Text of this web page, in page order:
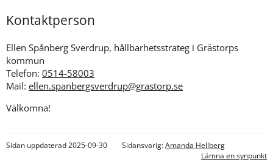
Kontaktperson
Ellen Spånberg Sverdrup, hållbarhetsstrateg i Grästorps
kommun
Telefon: 0514-58003
Mail: ellen.spanbergsverdrup@grastorp.se
Välkomna!
Sidan uppdaterad 2025-09-30 Sidansvarig:Amanda Hellberg
Lämna en synpunkt